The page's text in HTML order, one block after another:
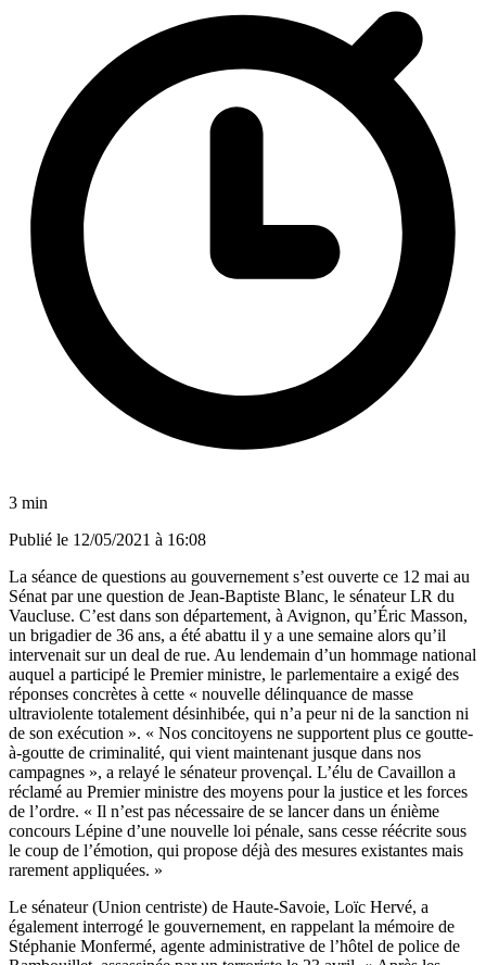
3 min
Publié le 12/05/2021 à 16:08
La séance de questions au gouvernement s’est ouverte ce 12 mai au
Sénat par une question de Jean-Baptiste Blanc, le sénateur LR du
Vaucluse. C’est dans son département, à Avignon, qu’Éric Masson,
un brigadier de 36 ans, a été abattu il y a une semaine alors qu’il
intervenait sur un deal de rue. Au lendemain d’un hommage national
auquel a participé le Premier ministre, le parlementaire a exigé des
réponses concrètes à cette « nouvelle délinquance de masse
ultraviolente totalement désinhibée, qui n’a peur ni de la sanction ni
de son exécution ». « Nos concitoyens ne supportent plus ce goutte-
à-goutte de criminalité, qui vient maintenant jusque dans nos
campagnes », a relayé le sénateur provençal. L’élu de Cavaillon a
réclamé au Premier ministre des moyens pour la justice et les forces
de l’ordre. « Il n’est pas nécessaire de se lancer dans un énième
concours Lépine d’une nouvelle loi pénale, sans cesse réécrite sous
le coup de l’émotion, qui propose déjà des mesures existantes mais
rarement appliquées. »
Le sénateur (Union centriste) de Haute-Savoie, Loïc Hervé, a
également interrogé le gouvernement, en rappelant la mémoire de
Stéphanie Monfermé, agente administrative de l’hôtel de police de